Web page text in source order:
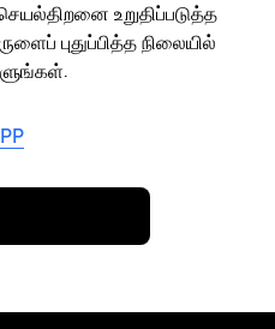
உறுதிப்படுத்த
புதுப்பித்த நிலையில்